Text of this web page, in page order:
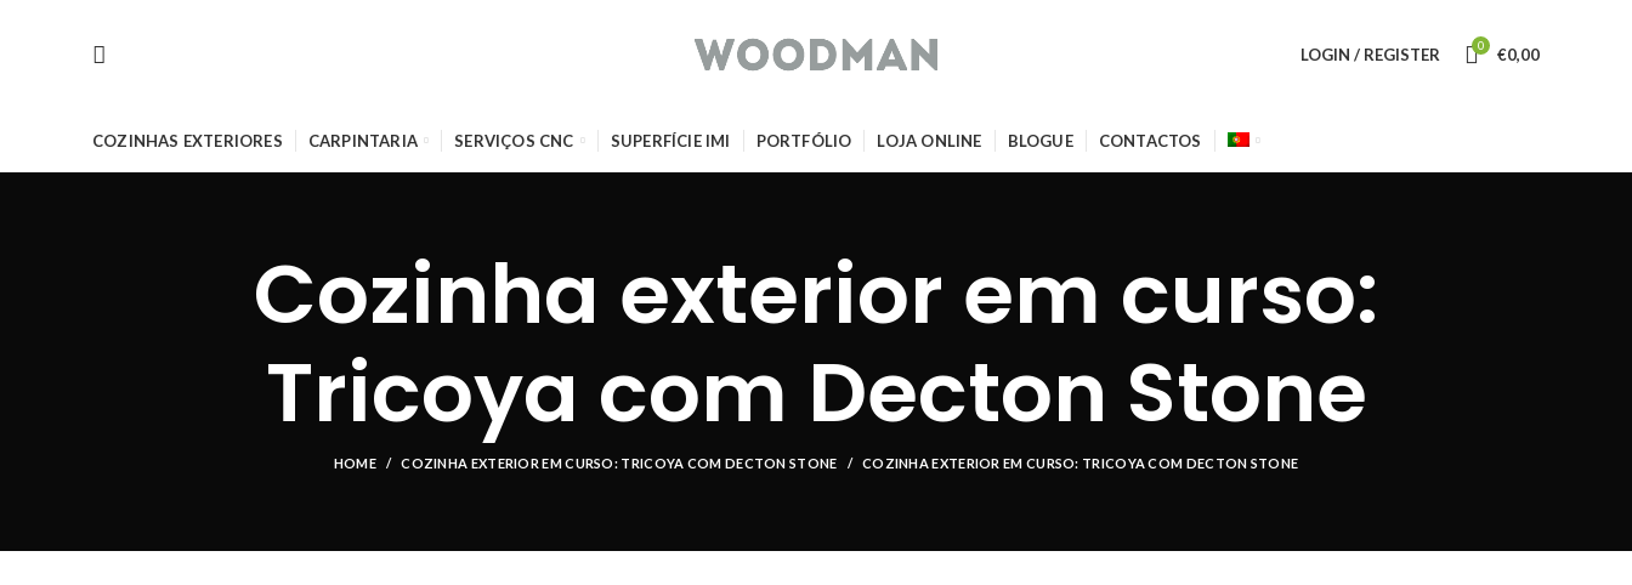
LOGIN / REGISTER 0 €0,00
COZINHAS EXTERIORES CARPINTARIA SERVIÇOS CNC SUPERFÍCIE IMI PORTFÓLIO LOJA ONLINE BLOGUE CONTACTOS
Cozinha exterior em curso:
Tricoya com Decton Stone
HOME COZINHA EXTERIOR EM CURSO: TRICOYA COM DECTON STONE COZINHA EXTERIOR EM CURSO: TRICOYA COM DECTON STONE